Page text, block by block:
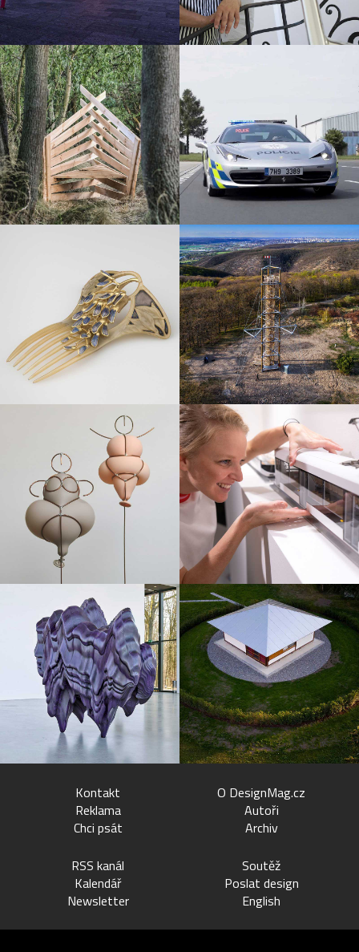
Kontakt
Reklama
Chci psát
O DesignMag.cz
Autoři
Archiv
RSS kanál
Kalendář
Newsletter
Soutěž
Poslat design
English